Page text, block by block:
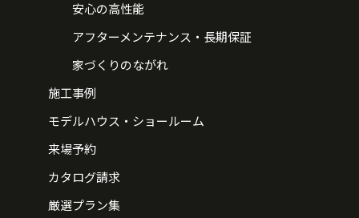
安心の高性能
アフターメンテナンス・長期保証
家づくりのながれ
施工事例
モデルハウス・ショールーム
来場予約
カタログ請求
厳選プラン集